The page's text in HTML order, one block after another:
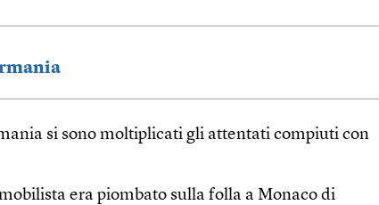
si sono moltiplicati gli attentati compiuti con
era piombato sulla folla a Monaco di